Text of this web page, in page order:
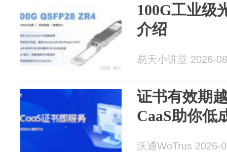
100G工业级
介绍
易天小讲堂 2026-
证书有效期
CaaS助你低
沃通WoTrus 2026-